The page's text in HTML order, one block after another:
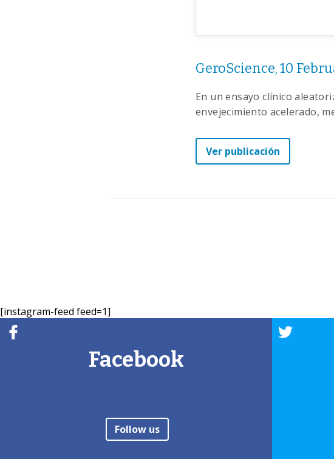
GeroScience, 10
En un ensayo clínico
envejecimiento acelerado,
Ver publicación
[instagram-feed feed=1]
Facebook
Follow us